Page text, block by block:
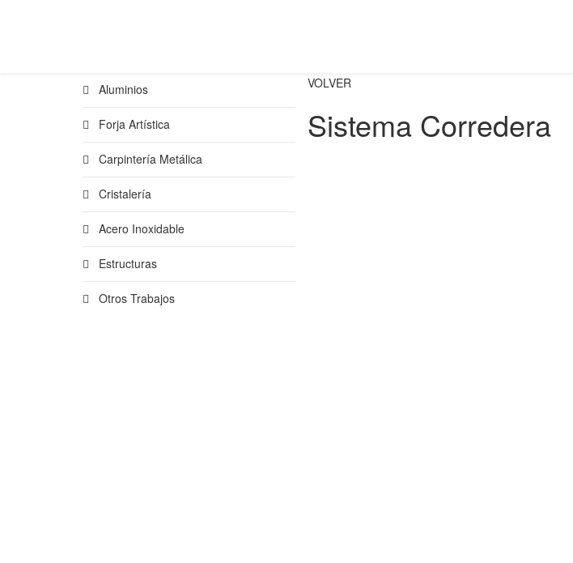
Aluminios
Forja Artística
Carpintería Metálica
Cristalería
Acero Inoxidable
Estructuras
Otros Trabajos
VOLVER
Sistema Corredera